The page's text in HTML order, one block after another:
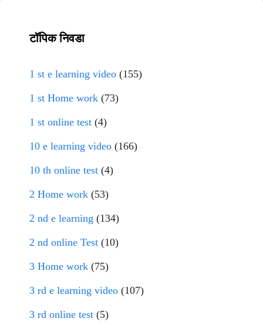
टॉपिक निवडा
1 st e learning video (155)
1 st Home work (73)
1 st online test (4)
10 e learning video (166)
10 th online test (4)
2 Home work (53)
2 nd e learning (134)
2 nd online Test (10)
3 Home work (75)
3 rd e learning video (107)
3 rd online test (5)